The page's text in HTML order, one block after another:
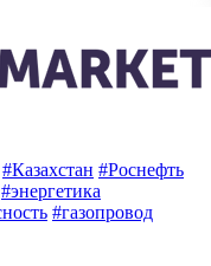
#Казахстан #Роснефть
#энергетика
#газопровод